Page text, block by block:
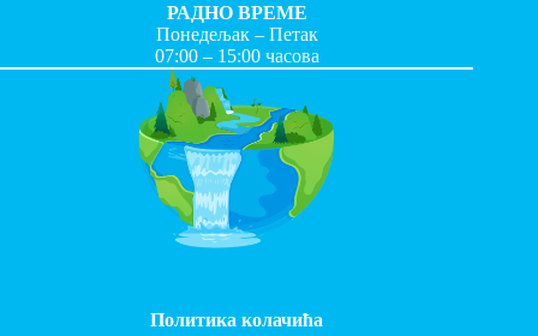
РАДНО ВРЕМЕ
Понедељак – Петак
07:00 – 15:00 часова
Политика колачића